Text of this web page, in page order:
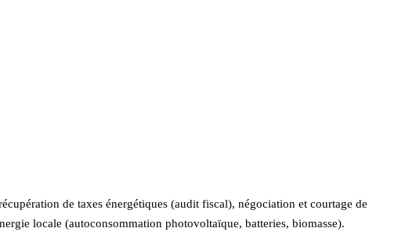
de taxes énergétiques (audit fiscal), négociation et courtage de
locale (autoconsommation photovoltaïque, batteries, biomasse).